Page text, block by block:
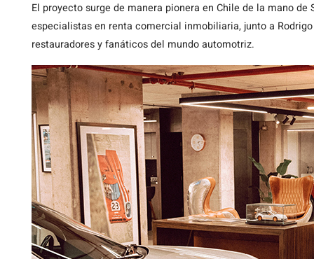
El proyecto surge de manera pionera en Chile de la mano
especialistas en renta comercial inmobiliaria, junto a
restauradores y fanáticos del mundo automotriz.